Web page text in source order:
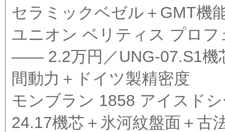
セラミックベゼル＋GMT機
ユニオン ベリティス プロ
—— 2.2万円／UNG-07.S1機
間動力＋ドイツ製精密度
モンブラン 1858 アイスド
24.17機芯＋氷河紋盤面＋古